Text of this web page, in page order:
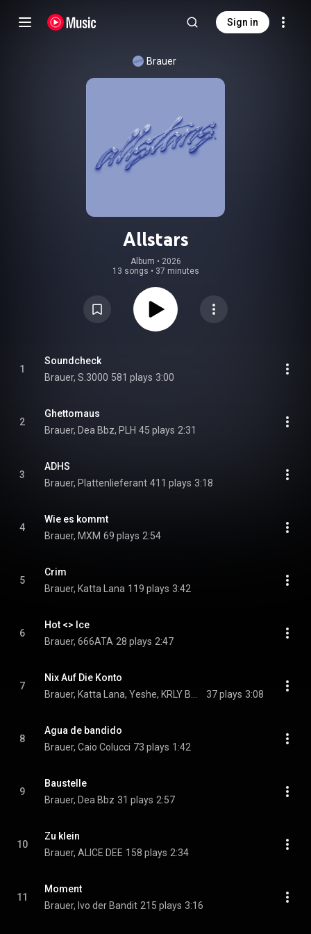
Sign in
Brauer
Allstars
Album • 2026
13 songs • 37 minutes
1
Soundcheck
Brauer, S.3000 581 plays 3:00
2
Ghettomaus
Brauer, Dea Bbz, PLH 45 plays 2:31
3
ADHS
Brauer, Plattenlieferant 411 plays 3:18
4
Wie es kommt
Brauer, MXM 69 plays 2:54
5
Crim
Brauer, Katta Lana 119 plays 3:42
6
Hot <> Ice
Brauer, 666ATA 28 plays 2:47
7
Nix Auf Die Konto
37 plays 3:08
8
Agua de bandido
Brauer, Caio Colucci 73 plays 1:42
9
Baustelle
Brauer, Dea Bbz 31 plays 2:57
10
Zu klein
Brauer, ALICE DEE 158 plays 2:34
11
Moment
Brauer, Ivo der Bandit 215 plays 3:16